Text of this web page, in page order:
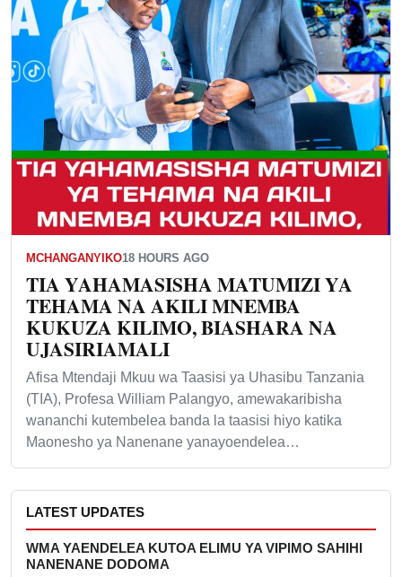
MCHANGANYIKO18 HOURS AGO
TIA YAHAMASISHA MATUMIZI YA
TEHAMA NA AKILI MNEMBA
KUKUZA KILIMO, BIASHARA NA
UJASIRIAMALI
Afisa Mtendaji Mkuu wa Taasisi ya Uhasibu Tanzania
(TIA), Profesa William Palangyo, amewakaribisha
wananchi kutembelea banda la taasisi hiyo katika
Maonesho ya Nanenane yanayoendelea…
LATEST UPDATES
WMA YAENDELEA KUTOA ELIMU YA VIPIMO SAHIHI
NANENANE DODOMA